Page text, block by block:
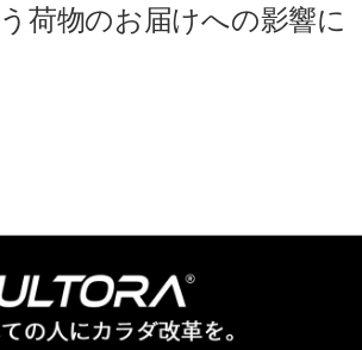
荷物のお届けへの影響に